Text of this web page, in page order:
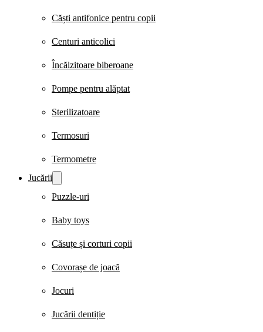
Căști antifonice pentru copii
Centuri anticolici
Încălzitoare biberoane
Pompe pentru alăptat
Sterilizatoare
Termosuri
Termometre
Jucării
Puzzle-uri
Baby toys
Căsuțe și corturi copii
Covorașe de joacă
Jocuri
Jucării dentiție